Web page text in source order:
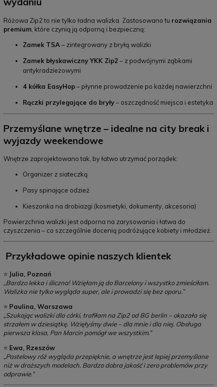
Różowa Zip2 to nie tylko ładna walizka. Zastosowano tu rozwiązania
premium, które czynią ją odporną i bezpieczną:
Zamek TSA – zintegrowany z bryłą walizki
Zamek błyskawiczny YKK Zip2 – z podwójnymi ząbkami
antykradzieżowymi
4 kółka EasyHop– płynne prowadzenie po każdej nawierzchni
Rączki przylegające do bryły– oszczędność miejsca i estetyka
Przemyślane wnętrze – idealne na city break i
wyjazdy weekendowe
Wnętrze zaprojektowano tak, by łatwo utrzymać porządek:
Organizer z siateczką
Pasy spinające odzież
Kieszonka na drobiazgi (kosmetyki, dokumenty, akcesoria)
Powierzchnia walizki jest odporna na zarysowania i łatwa do
czyszczenia – co szczególnie docenią podróżujące kobiety i młodzież.
Przykładowe opinie naszych klientek
⭐ Julia, Poznań
„Bardzo lekka i śliczna! Wzięłam ją do Barcelony i wszystko zmieściłam.
Walizka nie tylko wygląda super, ale i prowadzi się bez oporu.”
⭐ Paulina, Warszawa
„Szukając walizki dla córki, trafiłam na Zip2 od BG berlin – okazała się
strzałem w dziesiątkę. Wzięłyśmy dwie – dla mnie i dla niej. Obsługa
pierwsza klasa, Pan Marcin pomógł we wszystkim.”
⭐ Ewa, Rzeszów
„Pastelowy róż wygląda przepięknie, a wnętrze jest lepiej przemyślane
niż w droższych modelach. Bardzo dobra jakość i zero problemów przy
odprawie.”